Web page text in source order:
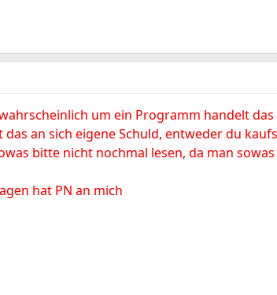
um ein Programm handelt
an sich eigene Schuld, entweder du
bitte nicht nochmal lesen, da man
hat PN an mich